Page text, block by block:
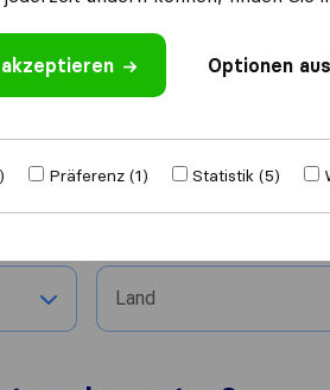
Umgezogen nach
Stadt
Land
Optionen
Präferenz (1) Statistik (5)